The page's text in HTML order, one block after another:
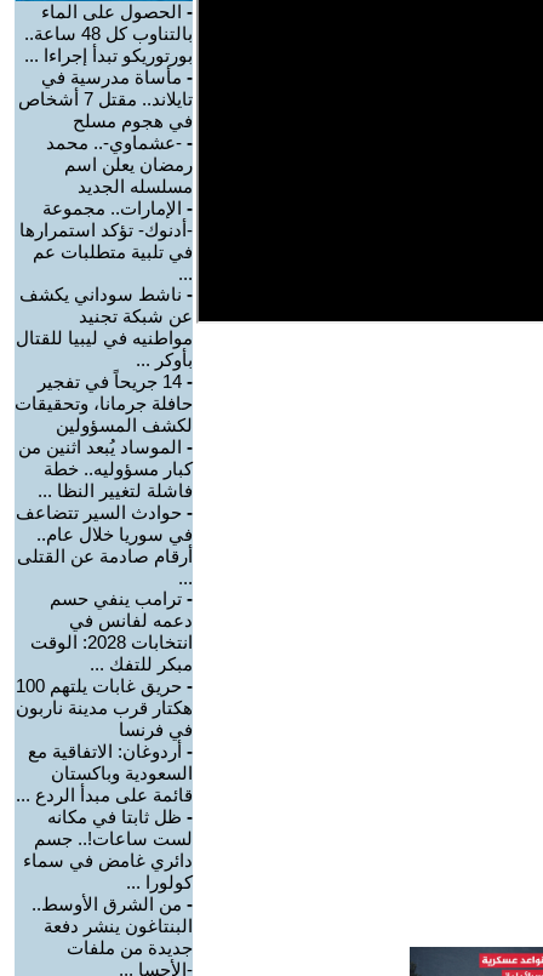
- الحصول على الماء
بالتناوب كل 48 ساعة..
بورتوريكو تبدأ إجراءا ...
- مأساة مدرسية في
تايلاند.. مقتل 7 أشخاص
في هجوم مسلح
- -عشماوي-.. محمد
رمضان يعلن اسم
مسلسله الجديد
- الإمارات.. مجموعة
-أدنوك- تؤكد استمرارها
في تلبية متطلبات عم
...
- ناشط سوداني يكشف
عن شبكة تجنيد
مواطنيه في ليبيا للقتال
بأوكر ...
-
14 جريحاً في تفجير
حافلة جرمانا، وتحقيقات
لكشف المسؤولين
- الموساد يُبعد اثنين من
كبار مسؤوليه.. خطة
فاشلة لتغيير النظا ...
- حوادث السير تتضاعف
في سوريا خلال عام..
أرقام صادمة عن القتلى
...
- ترامب ينفي حسم
دعمه لفانس في
انتخابات 2028: الوقت
مبكر للتفك ...
-
حريق غابات يلتهم 100
هكتار قرب مدينة ناربون
في فرنسا
- أردوغان: الاتفاقية مع
السعودية وباكستان
قائمة على مبدأ الردع ...
- ظل ثابتا في مكانه
لست ساعات!.. جسم
دائري غامض في سماء
كولورا ...
- من الشرق الأوسط..
البنتاغون ينشر دفعة
جديدة من ملفات
-الأجسا ...